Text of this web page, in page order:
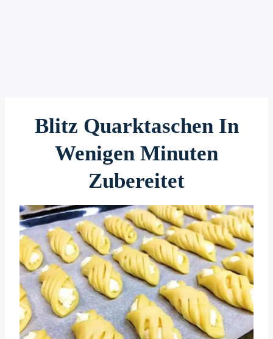
Blitz Quarktaschen In
Wenigen Minuten
Zubereitet